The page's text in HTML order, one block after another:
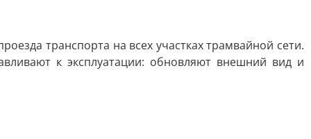
транспорта на всех участках трамвайной сети.
к эксплуатации: обновляют внешний вид и